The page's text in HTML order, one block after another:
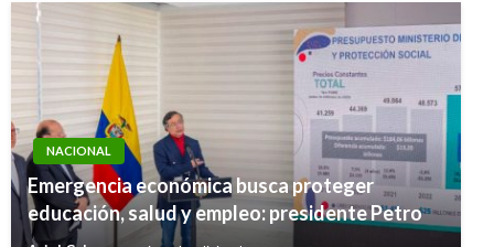
NACIONAL
Emergencia económica busca proteger
educación, salud y empleo: presidente Petro